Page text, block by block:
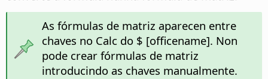
As fórmulas de matriz aparecen entre
chaves no Calc do $ [officename]. Non
pode crear fórmulas de matriz
introducindo as chaves manualmente.